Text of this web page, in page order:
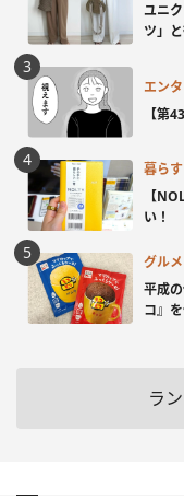
ユニ
ツ」
エン
【第
暮らす
【
い！
グルメ
平成
コ』
ラ